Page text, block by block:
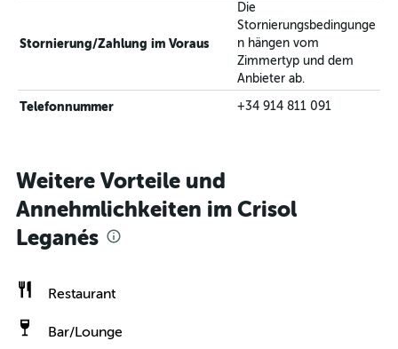
Stornierung/Zahlung im Voraus
Die
Stornierungsbedingunge
n hängen vom
Zimmertyp und dem
Anbieter ab.
Telefonnummer +34 914 811 091
Weitere Vorteile und
Annehmlichkeiten im Crisol
Leganés
Restaurant
Bar/Lounge